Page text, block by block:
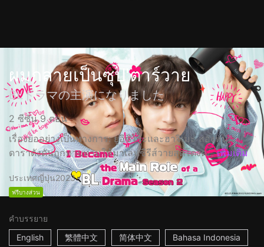
ผมกลายเป็นซุป'ตาร์วาย
BLドラマの主演になりました
2 ซีซั่น 9 ตอน
เรื่องย่ออย่างเป็นทางการ: ยูอิชิโระและฮาจิเมะ สองหนุ่ม
ดาราดังดันถูกทาบทามให้มาเล่นซีรีส์วายสุดโด่งด... เพิ่มเติม
ประเทศญี่ปุ่น2023
ฟรีบางส่วน
คำบรรยาย
English
繁體中文 简体中文 Bahasa Indonesia